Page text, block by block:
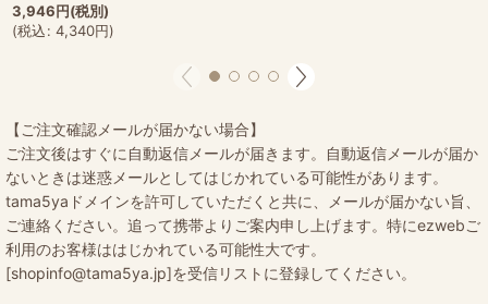
3,946円(税別)
(税込: 4,340円)
【ご注文確認メールが届かない場合】
ご注文後はすぐに自動返信メールが届きます。自動返信メールが届か
ないときは迷惑メールとしてはじかれている可能性があります。
tama5yaドメインを許可していただくと共に、メールが届かない旨、
ご連絡ください。追って携帯よりご案内申し上げます。特にezwebご
利用のお客様ははじかれている可能性大です。
[shopinfo@tama5ya.jp]を受信リストに登録してください。